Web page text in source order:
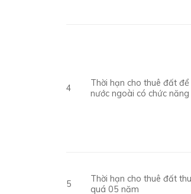
4
Thời hạn cho thuê đất
nước ngoài có chức
5
Thời hạn cho thuê đất
quá 05 năm